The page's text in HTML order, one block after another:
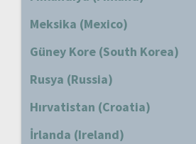
Meksika (Mexico)
Güney Kore (South Korea)
Rusya (Russia)
Hırvatistan (Croatia)
İrlanda (Ireland)